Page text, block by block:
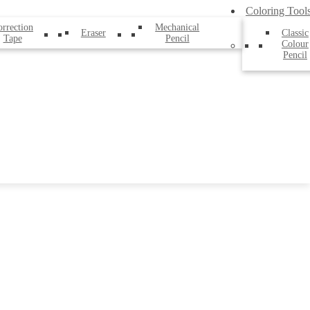
Tape
Eraser
Mechanical
Pencil
Coloring
Classic
Colour
Pencil